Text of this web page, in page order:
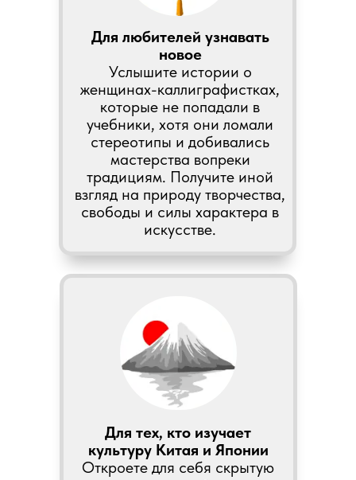
Для любителей узнавать
новое
Услышите истории о
женщинах-каллиграфистках,
которые не попадали в
учебники, хотя они ломали
стереотипы и добивались
мастерства вопреки
традициям. Получите иной
взгляд на природу творчества,
свободы и силы характера в
искусстве.
Для тех, кто изучает
культуру Китая и Японии
Откроете для себя скрытую